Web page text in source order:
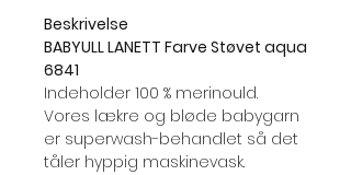
Beskrivelse
BABYULL LANETT Farve Støvet aqua
6841
Indeholder 100 % merinould.
Vores lækre og bløde babygarn
er superwash-behandlet så det
tåler hyppig maskinevask.